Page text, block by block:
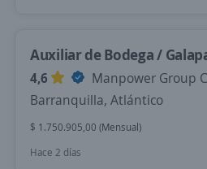
Auxiliar de Bodega /
4,6
Manpower Group
Barranquilla, Atlántico
$ 1.750.905,00 (Mensual)
Hace 2 días